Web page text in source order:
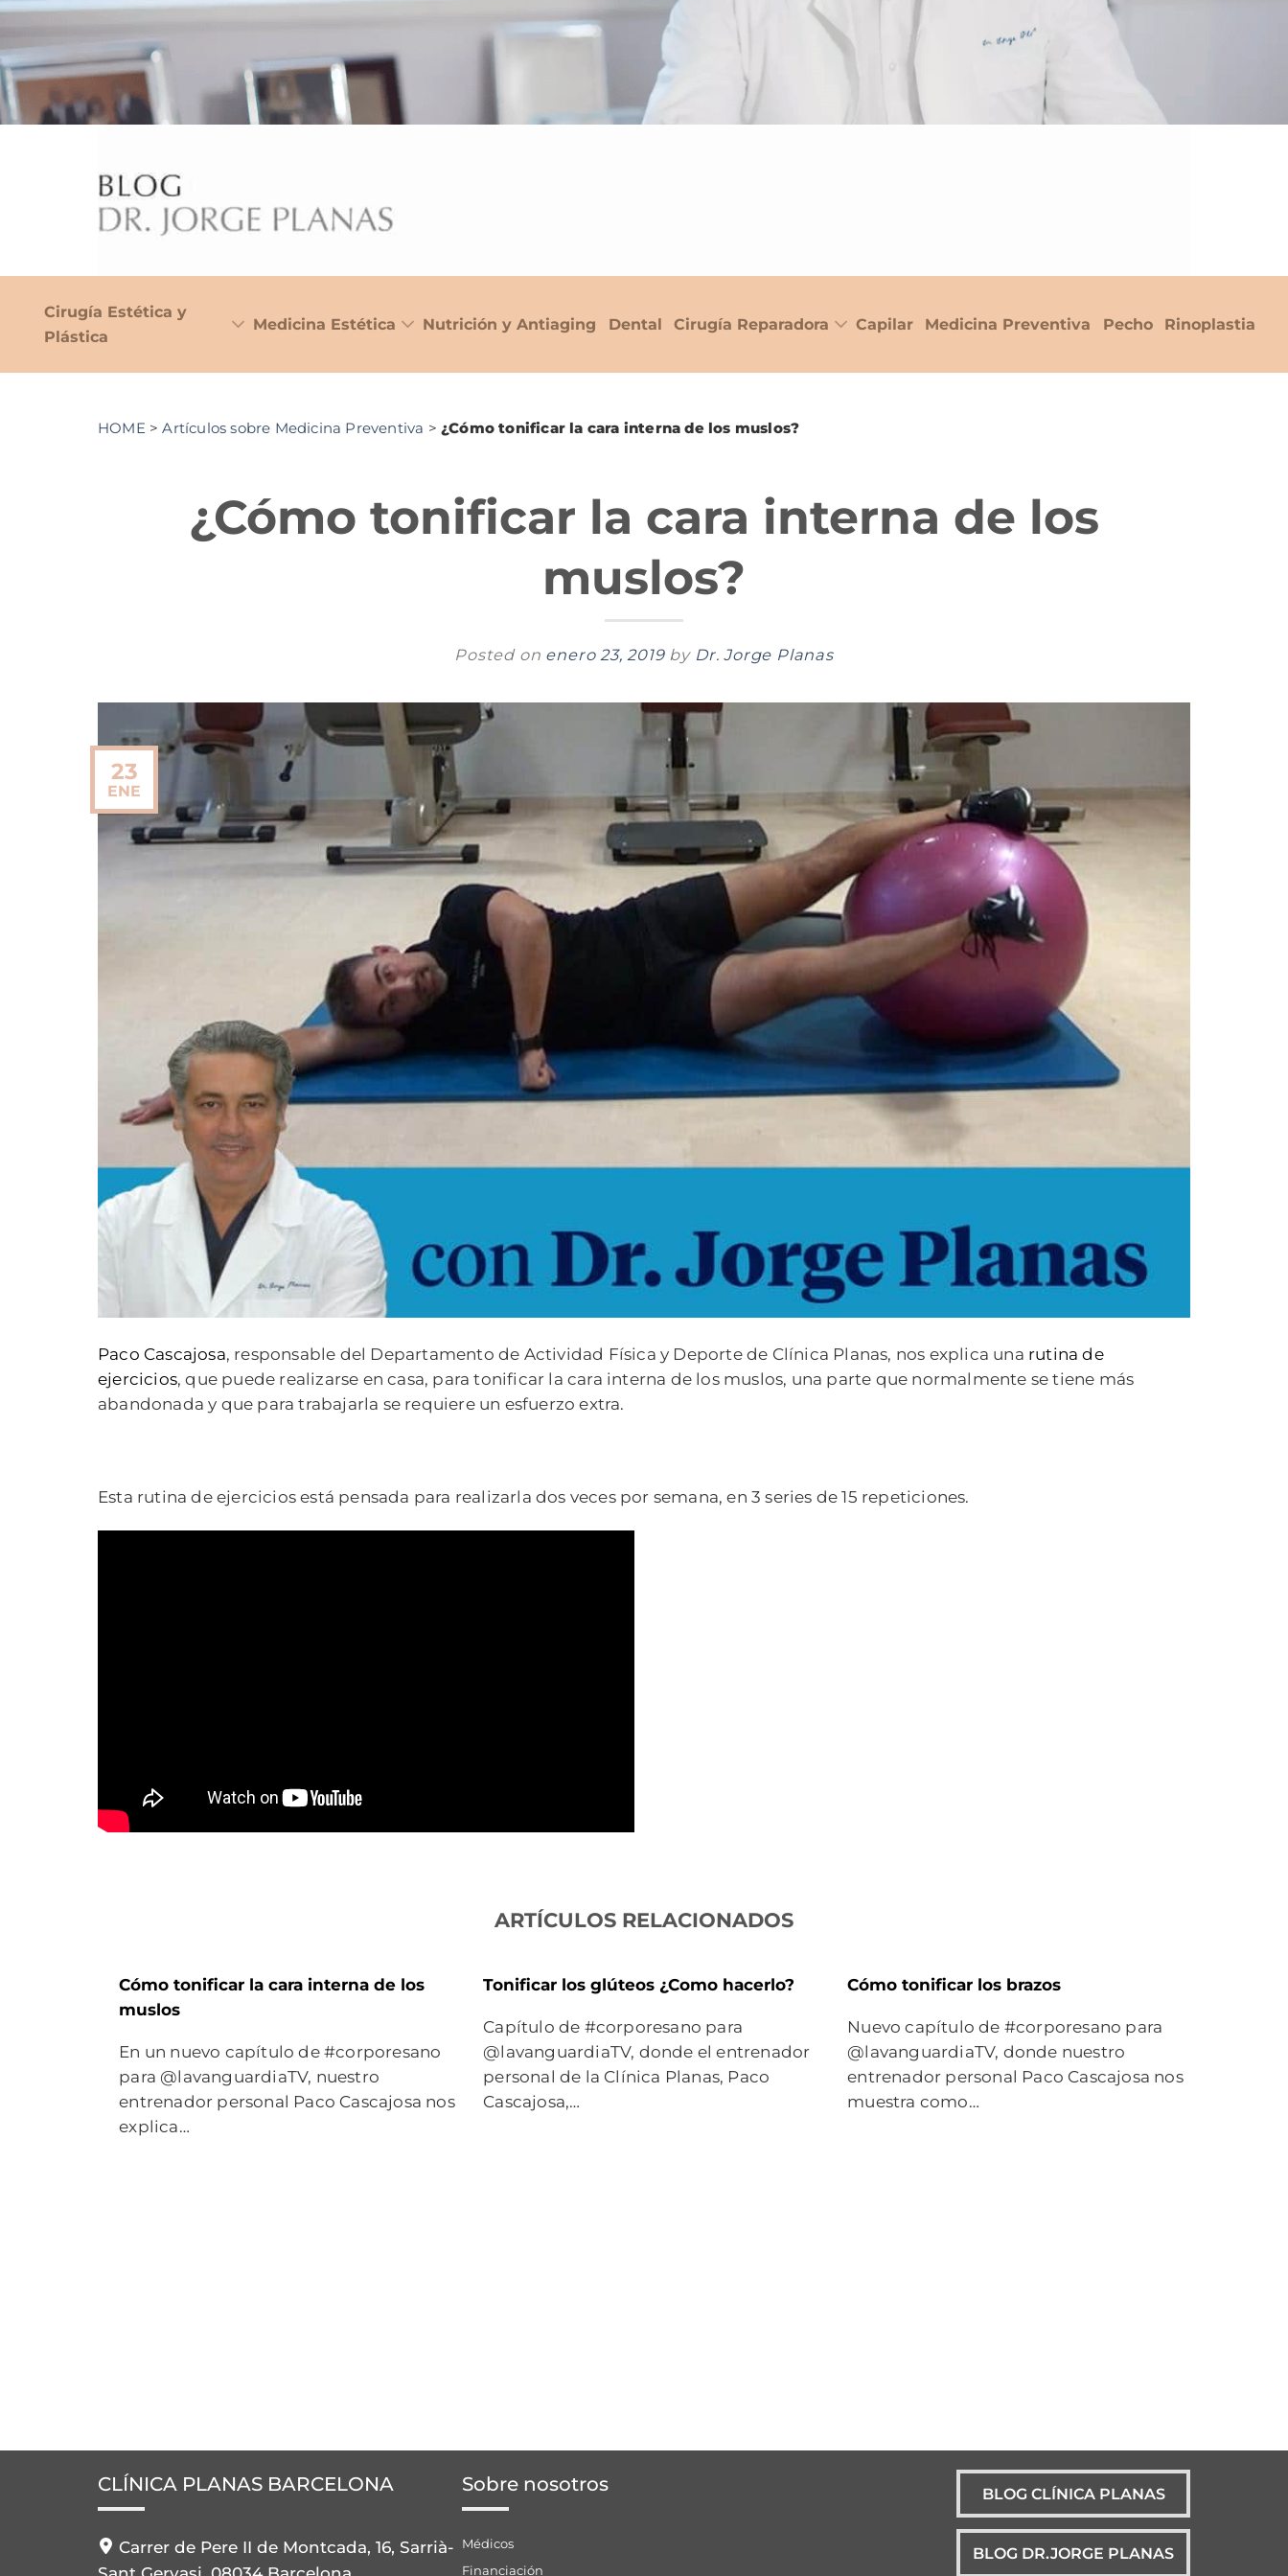
Cirugía Estética y
Plástica
Medicina Estética Nutrición y Antiaging Dental Cirugía Reparadora Capilar Medicina Preventiva Pecho Rinoplastia
HOME>Artículos sobre Medicina Preventiva >¿Cómo tonificar la cara interna de los muslos?
¿Cómo tonificar la cara interna de los
muslos?
Posted on enero 23, 2019 by Dr. Jorge Planas
23
ENE
Paco Cascajosa, responsable del Departamento de Actividad Física y Deporte de Clínica Planas, nos explica una rutina de
ejercicios, que puede realizarse en casa, para tonificar la cara interna de los muslos, una parte que normalmente se tiene más
abandonada y que para trabajarla se requiere un esfuerzo extra.
Esta rutina de ejercicios está pensada para realizarla dos veces por semana, en 3 series de 15 repeticiones.
ARTÍCULOS RELACIONADOS
Cómo tonificar la cara interna de los
muslos
En un nuevo capítulo de #corporesano
para @lavanguardiaTV, nuestro
entrenador personal Paco Cascajosa nos
explica…
Tonificar los glúteos ¿Como hacerlo?
Capítulo de #corporesano para
@lavanguardiaTV, donde el entrenador
personal de la Clínica Planas, Paco
Cascajosa,…
Cómo tonificar los brazos
Nuevo capítulo de #corporesano para
@lavanguardiaTV, donde nuestro
entrenador personal Paco Cascajosa nos
muestra como…
CLÍNICA PLANAS BARCELONA
Carrer de Pere II de Montcada, 16, Sarrià-
Sobre nosotros
Médicos
Financiación
BLOG CLÍNICA PLANAS
BLOG DR.JORGE PLANAS